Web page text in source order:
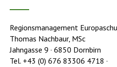
Regionsmanagement
Thomas Nachbaur, MSc
Jahngasse 9 · 6850 Dornbirn
Tel. +43 (0) 676 83306 4718 ·